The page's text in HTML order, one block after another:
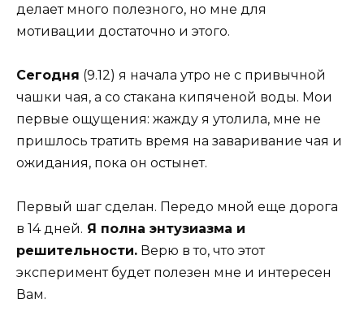
делает много полезного, но мне для
мотивации достаточно и этого.
Сегодня (9.12) я начала утро не с привычной
чашки чая, а со стакана кипяченой воды. Мои
первые ощущения: жажду я утолила, мне не
пришлось тратить время на заваривание чая и
ожидания, пока он остынет.
Первый шаг сделан. Передо мной еще дорога
в 14 дней. Я полна энтузиазма и
решительности. Верю в то, что этот
эксперимент будет полезен мне и интересен
Вам.